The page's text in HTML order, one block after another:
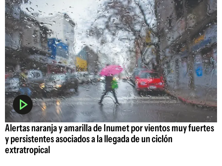
Alertas naranja y amarilla de Inumet por vientos muy fuertes
y persistentes asociados a la llegada de un ciclón
extratropical